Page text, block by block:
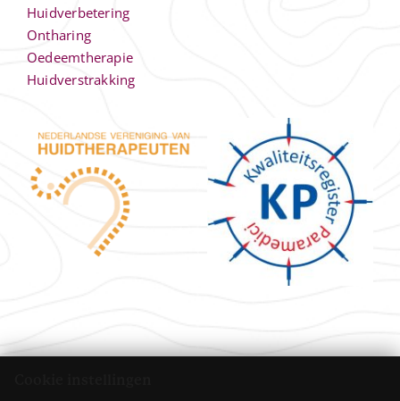
Huidverbetering
Ontharing
Oedeemtherapie
Huidverstrakking